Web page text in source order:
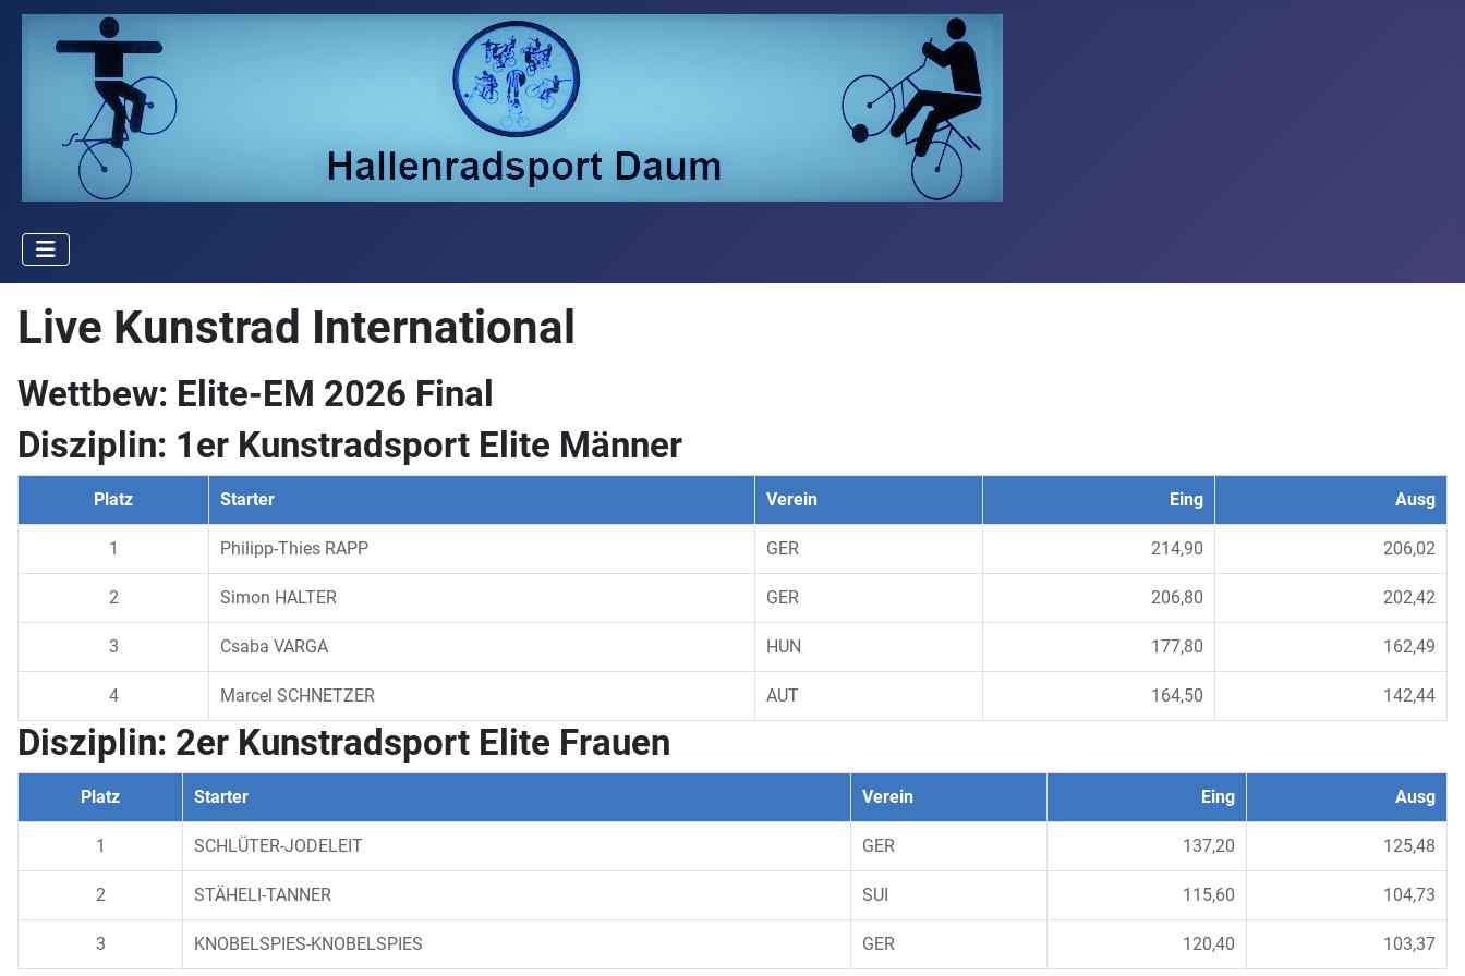
Live Kunstrad International
Details
Wettbew: Elite-EM 2026 Final
Disziplin: 1er Kunstradsport Elite Männer
Platz Starter Verein Eing Ausg
1 Philipp-Thies RAPP GER 214,90 206,02
2 Simon HALTER GER 206,80 202,42
3 Csaba VARGA HUN 177,80 162,49
4 Marcel SCHNETZER AUT 164,50 142,44
Disziplin: 2er Kunstradsport Elite Frauen
Platz Starter Verein Eing Ausg
1 SCHLÜTER-JODELEIT GER 137,20 125,48
2 STÄHELI-TANNER SUI 115,60 104,73
3 KNOBELSPIES-KNOBELSPIES GER 120,40 103,37